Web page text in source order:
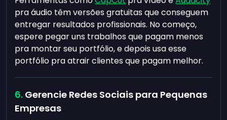
pra áudio têm versões gratuitas que conseguem
entregar resultados profissionais. No começo,
espere pegar uns trabalhos que pagam menos
pra montar seu portfólio, e depois usa esse
portfólio pra atrair clientes que pagam melhor.
Gerencie Redes Sociais para Pequenas
Empresas